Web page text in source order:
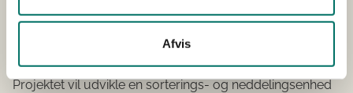
Afvis
MUDP
Udvikling, Test og Demonstration af Miljøteknologi
Klima
Projektet vil udvikle en sorterings- og neddelingsenhed